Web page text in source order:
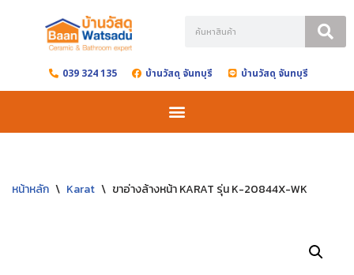
content 039 324 135 บ้านวัสดุ จันทบุรี บ้านวัสดุ จันทบุรี
หน้าหลัก \ Karat \ ขาอ่างล้างหน้า KARAT รุ่น K-20844X-WK